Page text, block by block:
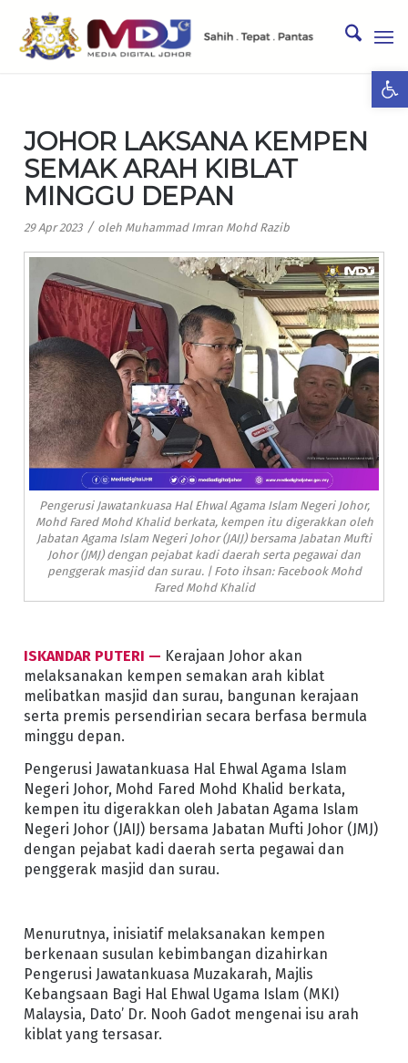
JOHOR LAKSANA KEMPEN
SEMAK ARAH KIBLAT
MINGGU DEPAN
29 Apr 2023 / oleh Muhammad Imran Mohd Razib
Pengerusi Jawatankuasa Hal Ehwal Agama Islam Negeri Johor,
Mohd Fared Mohd Khalid berkata, kempen itu digerakkan oleh
Jabatan Agama Islam Negeri Johor (JAIJ) bersama Jabatan Mufti
Johor (JMJ) dengan pejabat kadi daerah serta pegawai dan
penggerak masjid dan surau. | Foto ihsan: Facebook Mohd
Fared Mohd Khalid
ISKANDAR PUTERI — Kerajaan Johor akan
melaksanakan kempen semakan arah kiblat
melibatkan masjid dan surau, bangunan kerajaan
serta premis persendirian secara berfasa bermula
minggu depan.
Pengerusi Jawatankuasa Hal Ehwal Agama Islam
Negeri Johor, Mohd Fared Mohd Khalid berkata,
kempen itu digerakkan oleh Jabatan Agama Islam
Negeri Johor (JAIJ) bersama Jabatan Mufti Johor (JMJ)
dengan pejabat kadi daerah serta pegawai dan
penggerak masjid dan surau.
Menurutnya, inisiatif melaksanakan kempen
berkenaan susulan kebimbangan dizahirkan
Pengerusi Jawatankuasa Muzakarah, Majlis
Kebangsaan Bagi Hal Ehwal Ugama Islam (MKI)
Malaysia, Dato’ Dr. Nooh Gadot mengenai isu arah
kiblat yang tersasar.